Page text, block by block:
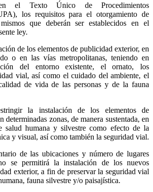
el Texto Único de Procedimientos
los requisitos para el otorgamiento de
que deberán ser establecidos en el
ley.
de los elementos de publicidad exterior, en
o en las vías metropolitanas, teniendo en
del entorno existente, el ornato, los
vial, así como el cuidado del ambiente, el
de vida de las personas y de la fauna
la instalación de los elementos de
determinadas zonas, de manera sustentada, en
salud humana y silvestre como efecto de la
y visual, así como también la seguridad vial.
de las ubicaciones y número de lugares
se permitirá la instalación de los nuevos
exterior, a fin de preservar la seguridad vial
fauna silvestre y/o paisajística.